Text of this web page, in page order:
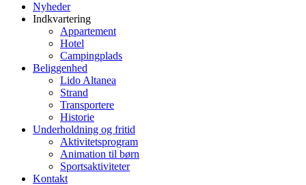
Nyheder
Indkvartering
Appartement
Hotel
Campingplads
Beliggenhed
Lido Altanea
Strand
Transportere
Historie
Underholdning og fritid
Aktivitetsprogram
Animation til børn
Sportsaktiviteter
Kontakt